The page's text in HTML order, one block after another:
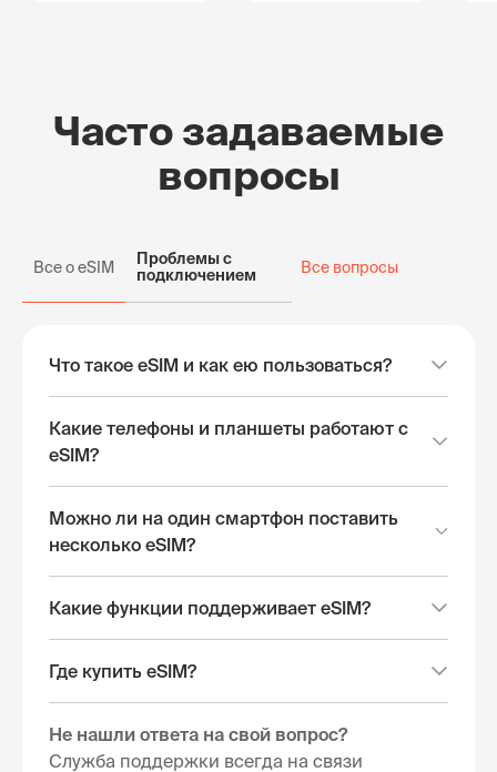
Часто задаваемые
вопросы
Все о eSIM
Проблемы с
подключением
Все вопросы
Что такое eSIM и как ею пользоваться?
Какие телефоны и планшеты работают с
eSIM?
Можно ли на один смартфон поставить
несколько eSIM?
Какие функции поддерживает eSIM?
Где купить eSIM?
Не нашли ответа на свой вопрос?
Служба поддержки всегда на связи